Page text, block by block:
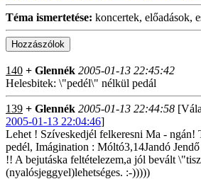
Téma ismertetése: koncertek, előadások,
140 + Glennék 2005-01-13 22:45:42
Helesbitek: \"pedél\" nélkül pedál
139 + Glennék 2005-01-13 22:44:58
2005-01-13 22:04:46]
Lehet ! Szíveskedjél felkeresni Ma - ngán!
pedél, Imágination : Móltó3,14Jandó
!! A bejutáska feltételezem,a jól bevált
(nyalósjeggyel)lehetséges. :-)))))